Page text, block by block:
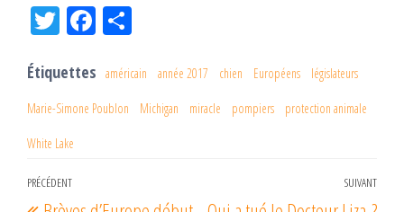
Tw
er
Fac
oo
k
ge
Étiquettes américain année 2017 chien Européens législateurs
Marie-Simone Poublon Michigan miracle pompiers protection animale
White Lake
Navigation
Article
PRÉCÉDENT SUIVANT